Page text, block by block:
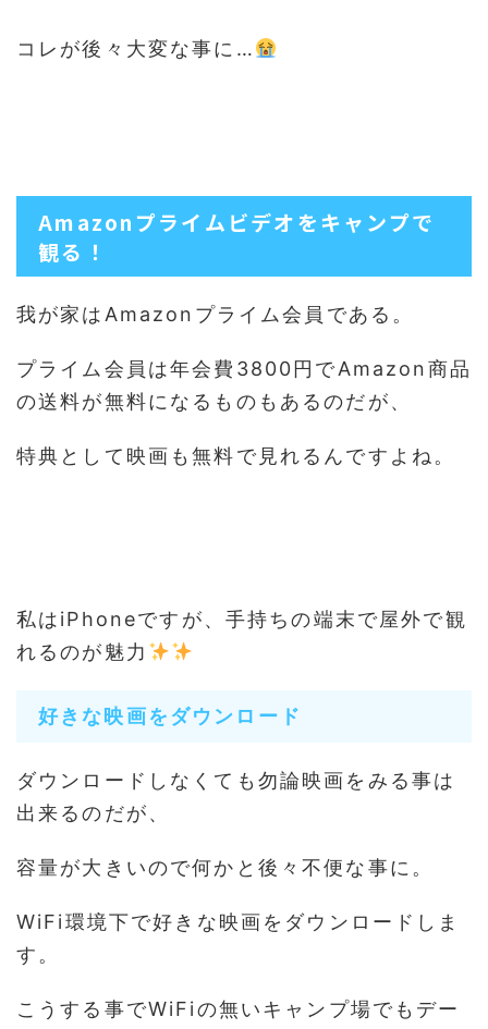
コレが後々大変な事に…
Amazonプライムビデオをキャンプで
観る！
我が家はAmazonプライム会員である。
プライム会員は年会費3800円でAmazon商品
の送料が無料になるものもあるのだが、
特典として映画も無料で見れるんですよね。
私はiPhoneですが、手持ちの端末で屋外で観
れるのが魅力
好きな映画をダウンロード
ダウンロードしなくても勿論映画をみる事は
出来るのだが、
容量が大きいので何かと後々不便な事に。
WiFi環境下で好きな映画をダウンロードしま
す。
こうする事でWiFiの無いキャンプ場でもデー